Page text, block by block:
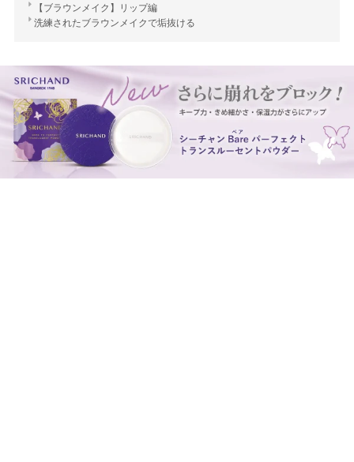
【ブラウンメイク】リップ編
洗練されたブラウンメイクで垢抜ける